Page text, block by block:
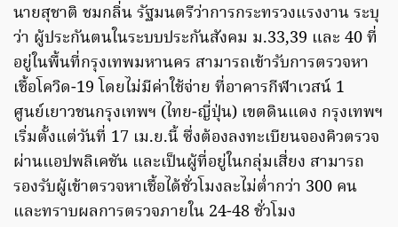
นายสุชาติ ชมกลิ่น รัฐมนตรีว่าการกระทรวงแรงงาน ระบุ
ว่า ผู้ประกันตนในระบบประกันสังคม ม.33,39 และ 40 ที่
อยู่ในพื้นที่กรุงเทพมหานคร สามารถเข้ารับการตรวจหา
เชื้อโควิด-19 โดยไม่มีค่าใช้จ่าย ที่อาคารกีฬาเวสน์ 1
ศูนย์เยาวชนกรุงเทพฯ (ไทย-ญี่ปุ่น) เขตดินแดง กรุงเทพฯ
เริ่มตั้งแต่วันที่ 17 เม.ย.นี้ ซึ่งต้องลงทะเบียนจองคิวตรวจ
ผ่านแอปพลิเคชัน และเป็นผู้ที่อยู่ในกลุ่มเสี่ยง สามารถ
รองรับผู้เข้าตรวจหาเชื้อได้ชั่วโมงละไม่ต่ำกว่า 300 คน
และทราบผลการตรวจภายใน 24-48 ชั่วโมง